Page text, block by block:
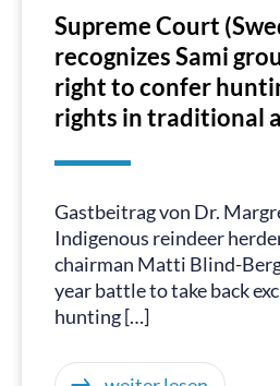
Supreme Court
recognizes Sami
right to confer
rights in traditional
Gastbeitrag von Dr.
Indigenous reindeer
chairman Matti Blind-
year battle to take back
hunting […]